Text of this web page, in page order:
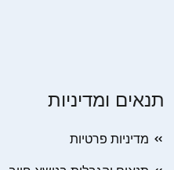
תנאים ומדיניות
מדיניות פרטיות